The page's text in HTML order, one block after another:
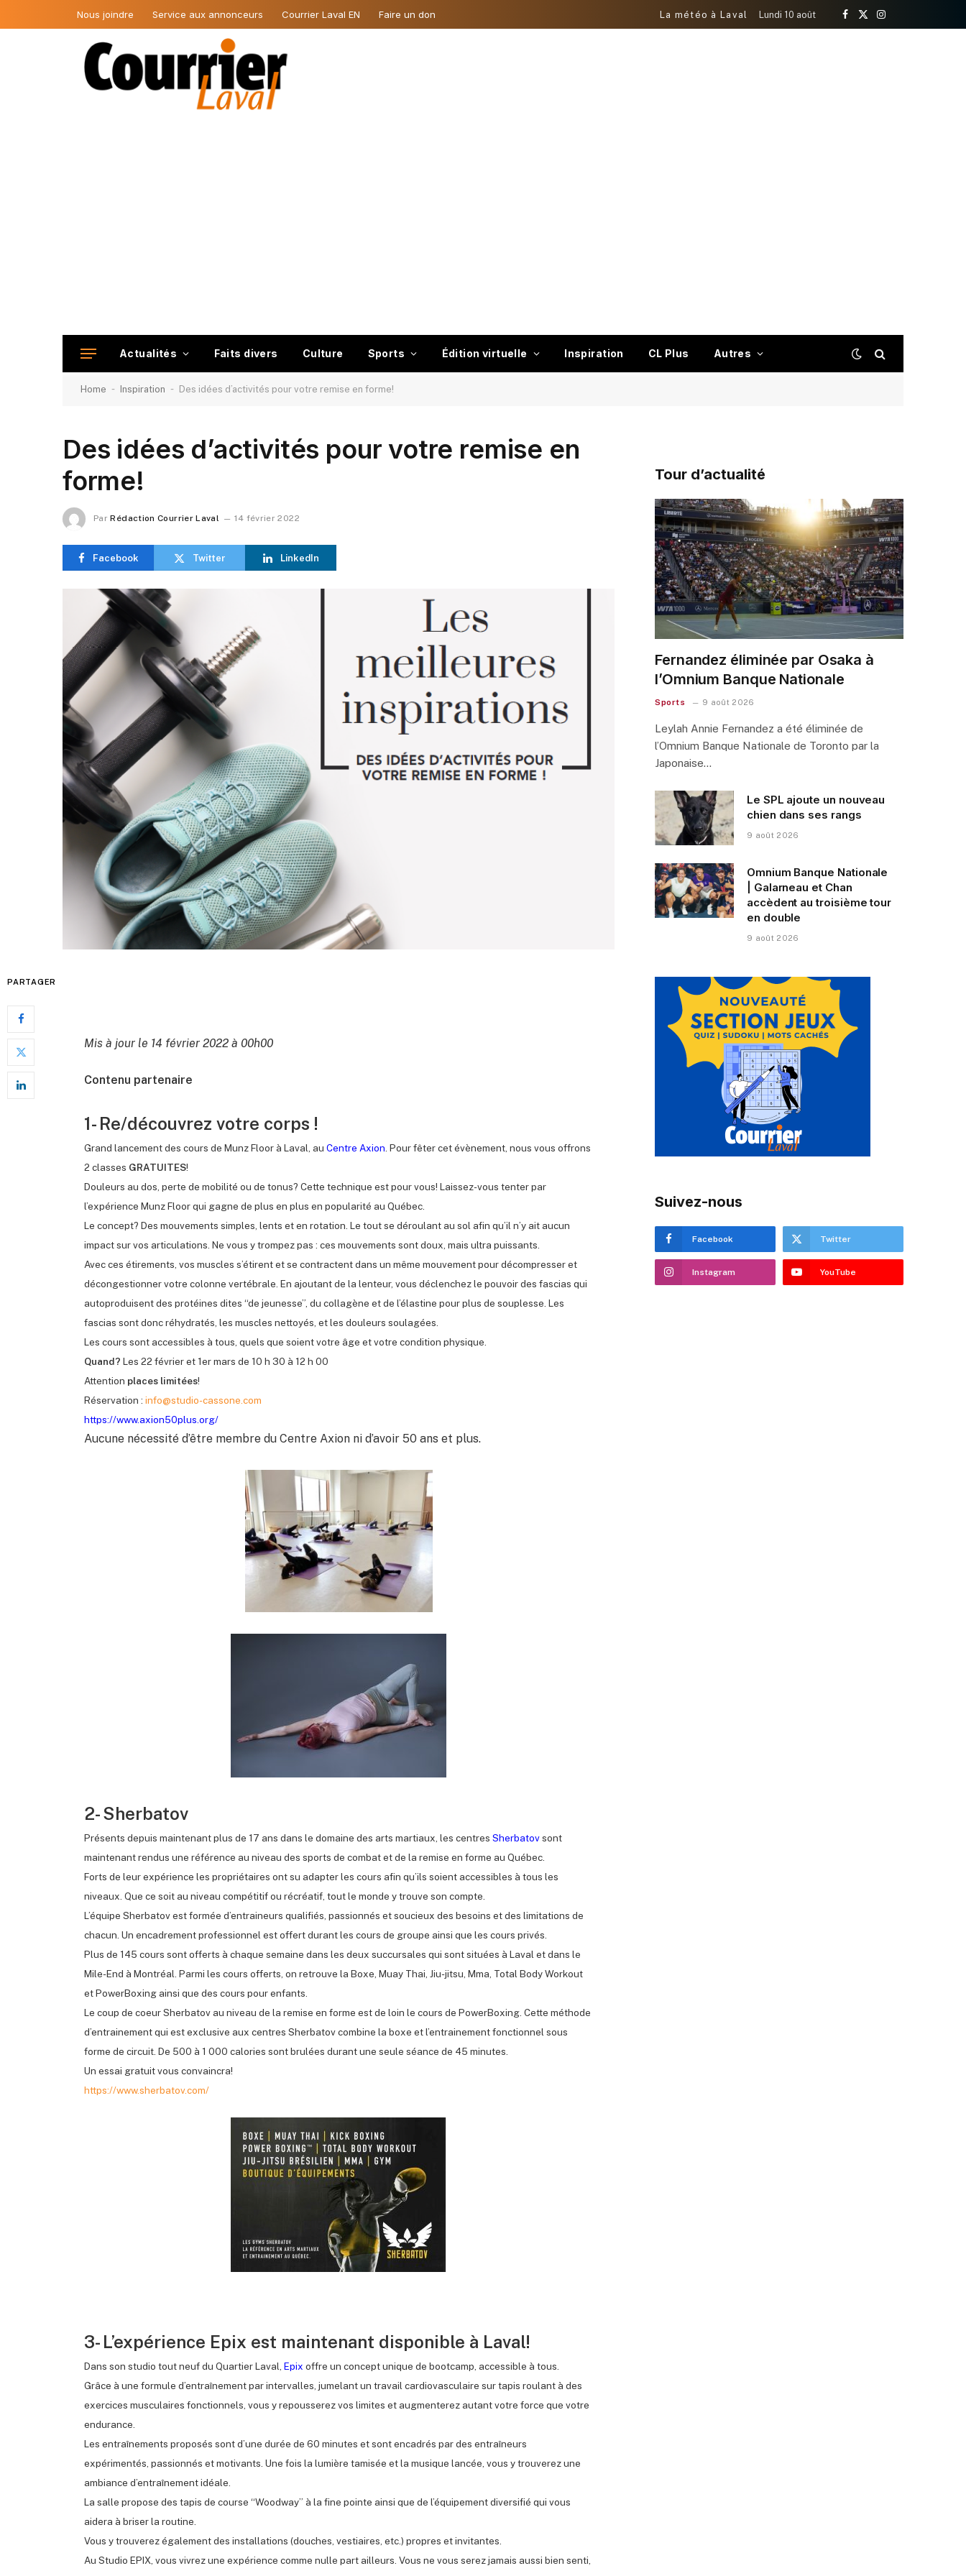
Nous joindre Service aux annonceurs Courrier Laval EN Faire un don La météo à Laval Lundi 10 août
Facebook
X
Instagram
Actualités Faits divers Culture Sports Édition virtuelle Inspiration CL Plus Autres
Home - Inspiration - Des idées d’activités pour votre remise en forme!
Des idées d’activités pour votre remise en
forme!
Par Rédaction Courrier Laval 14 février 2022
Facebook Twitter LinkedIn
PARTAGER
Mis à jour le 14 février 2022 à 00h00
Contenu partenaire
1- Re/découvrez votre corps !
Grand lancement des cours de Munz Floor à Laval, auCentre Axion . Pour fêter cet évènement, nous vous offrons
2 classes GRATUITES!
Douleurs au dos, perte de mobilité ou de tonus? Cette technique est pour vous! Laissez-vous tenter par
l’expérience Munz Floor qui gagne de plus en plus en popularité au Québec.
Le concept? Des mouvements simples, lents et en rotation. Le tout se déroulant au sol afin qu’il n’y ait aucun
impact sur vos articulations. Ne vous y trompez pas : ces mouvements sont doux, mais ultra puissants.
Avec ces étirements, vos muscles s’étirent et se contractent dans un même mouvement pour décompresser et
décongestionner votre colonne vertébrale. En ajoutant de la lenteur, vous déclenchez le pouvoir des fascias qui
autoproduisent des protéines dites “de jeunesse”, du collagène et de l’élastine pour plus de souplesse. Les
fascias sont donc réhydratés, les muscles nettoyés, et les douleurs soulagées.
Les cours sont accessibles à tous, quels que soient votre âge et votre condition physique.
Quand? Les 22 février et 1er mars de 10 h 30 à 12 h 00
Attention places limitées!
Réservation :info@studio-cassone.com
https://www.axion50plus.org/
Aucune nécessité d’être membre du Centre Axion ni d’avoir 50 ans et plus.
2- Sherbatov
Présents depuis maintenant plus de 17 ans dans le domaine des arts martiaux, les centres Sherbatovsont
maintenant rendus une référence au niveau des sports de combat et de la remise en forme au Québec.
Forts de leur expérience les propriétaires ont su adapter les cours afin qu’ils soient accessibles à tous les
niveaux. Que ce soit au niveau compétitif ou récréatif, tout le monde y trouve son compte.
L’équipe Sherbatov est formée d’entraineurs qualifiés, passionnés et soucieux des besoins et des limitations de
chacun. Un encadrement professionnel est offert durant les cours de groupe ainsi que les cours privés.
Plus de 145 cours sont offerts à chaque semaine dans les deux succursales qui sont situées à Laval et dans le
Mile-End à Montréal. Parmi les cours offerts, on retrouve la Boxe, Muay Thai, Jiu-jitsu, Mma, Total Body Workout
et PowerBoxing ainsi que des cours pour enfants.
Le coup de coeur Sherbatov au niveau de la remise en forme est de loin le cours de PowerBoxing. Cette méthode
d’entrainement qui est exclusive aux centres Sherbatov combine la boxe et l’entrainement fonctionnel sous
forme de circuit. De 500 à 1 000 calories sont brulées durant une seule séance de 45 minutes.
Un essai gratuit vous convaincra!
https://www.sherbatov.com/
3- L’expérience Epix est maintenant disponible à Laval!
Dans son studio tout neuf du Quartier Laval,Epix offre un concept unique de bootcamp, accessible à tous.
Grâce à une formule d’entraînement par intervalles, jumelant un travail cardiovasculaire sur tapis roulant à des
exercices musculaires fonctionnels, vous y repousserez vos limites et augmenterez autant votre force que votre
endurance.
Les entraînements proposés sont d’une durée de 60 minutes et sont encadrés par des entraîneurs
expérimentés, passionnés et motivants. Une fois la lumière tamisée et la musique lancée, vous y trouverez une
ambiance d’entraînement idéale.
La salle propose des tapis de course “Woodway” à la fine pointe ainsi que de l’équipement diversifié qui vous
aidera à briser la routine.
Vous y trouverez également des installations (douches, vestiaires, etc.) propres et invitantes.
Au Studio EPIX, vous vivrez une expérience comme nulle part ailleurs. Vous ne vous serez jamais aussi bien senti,
Tour d’actualité
Fernandez éliminée par Osaka à
l’Omnium Banque Nationale
Sports 9 août 2026
Leylah Annie Fernandez a été éliminée de
l’Omnium Banque Nationale de Toronto par la
Japonaise…
Le SPL ajoute un nouveau
chien dans ses rangs
9 août 2026
Omnium Banque Nationale
| Galarneau et Chan
accèdent au troisième tour
en double
9 août 2026
Suivez-nous
Facebook Twitter
Instagram YouTube